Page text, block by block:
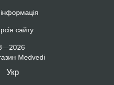
сайту
Medvedi
Укр